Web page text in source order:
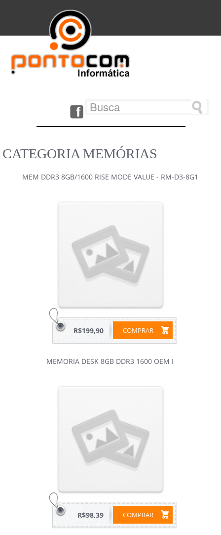
CATEGORIA MEMÓRIAS
MEM DDR3 8GB/1600 RISE MODE VALUE - RM-D3-8G1
COMPRAR
R$199,90
MEMORIA DESK 8GB DDR3 1600 OEM I
COMPRAR
R$98,39